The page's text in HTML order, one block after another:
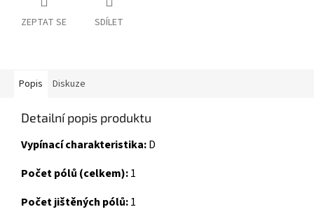
ZEPTAT SE SDÍLET
Popis Diskuze
Detailní popis produktu
Vypínací charakteristika:D
Počet pólů (celkem):1
Počet jištěných pólů:1